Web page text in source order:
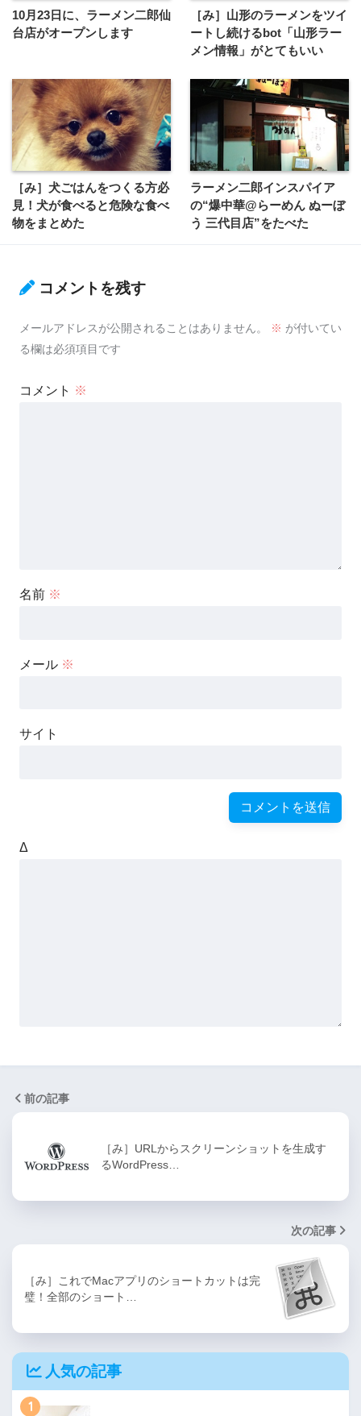
10月23日に、ラーメン二郎仙
台店がオープンします
［み］山形のラーメンをツイ
ートし続けるbot「山形ラー
メン情報」がとてもいい
［み］犬ごはんをつくる方必
見！犬が食べると危険な食べ
物をまとめた
ラーメン二郎インスパイア
の“爆中華@らーめん ぬーぼ
う 三代目店”をたべた
コメントを残す
メールアドレスが公開されることはありません。 ※ が付いてい
る欄は必須項目です
コメント ※
名前 ※
メール ※
サイト
Δ
前の記事
［み］URLからスクリーンショットを生成す
るWordPress…
次の記事
［み］これでMacアプリのショートカットは完
璧！全部のショート…
人気の記事
1